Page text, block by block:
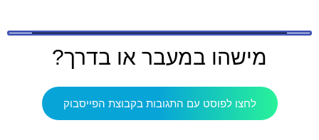
מישהו במעבר או בדרך?
לחצו לפוסט עם התגובות בקבוצת הפייסבוק